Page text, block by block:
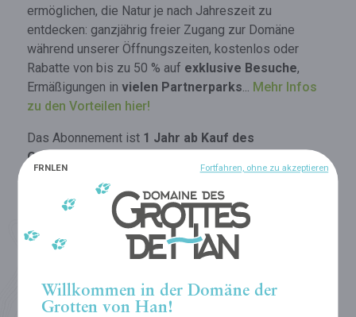
ermöglichen, die Natur je nach Jahreszeit zu
entdecken: ganzjährig freier Zugang zur Domäne
während unserer Öffnungszeiten, kostenlos oder
Rabatte von bis zu 50 % auf exklusive Besuche,
Ermäßigungen in vielen Partnerparks... Mehr Infos
zu den Vorteilen hier!
Das Abonnement ist 1 Jahr ab Kauf des
Geschenkgutscheins gültig
Geschenkgutscheine (PDF-Dokument) erhalten Sie
direkt nach dem Kauf per E-Mail. Dank der
aufgeführten
Abonnentencodes
können Ihre Lieben
die Daten der Besuche später in unserem Online-
Ticketbüro reservieren.
EIN ABO SCHENKEN
Willkommen in der Domäne der
Grotten von Han!
FR NLEN Fortfahren, ohne zu akzeptieren